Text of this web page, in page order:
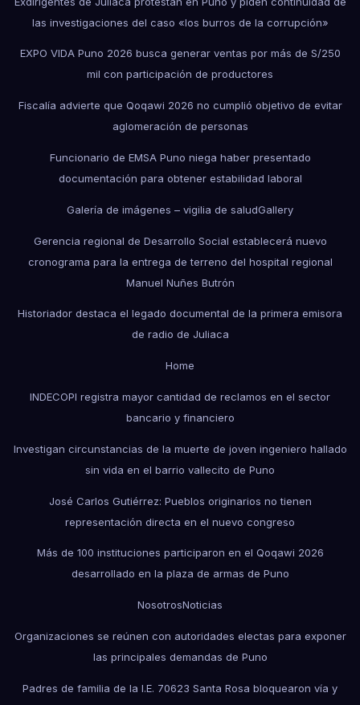
las investigaciones del caso «los burros de la corrupción»
EXPO VIDA Puno 2026 busca generar ventas por más de S/250
mil con participación de productores
Fiscalía advierte que Qoqawi 2026 no cumplió objetivo de evitar
aglomeración de personas
Funcionario de EMSA Puno niega haber presentado
documentación para obtener estabilidad laboral
Galería de imágenes – vigilia de saludGallery
Gerencia regional de Desarrollo Social establecerá nuevo
cronograma para la entrega de terreno del hospital regional
Manuel Nuñes Butrón
Historiador destaca el legado documental de la primera emisora
de radio de Juliaca
Home
INDECOPI registra mayor cantidad de reclamos en el sector
bancario y financiero
Investigan circunstancias de la muerte de joven ingeniero hallado
sin vida en el barrio vallecito de Puno
José Carlos Gutiérrez: Pueblos originarios no tienen
representación directa en el nuevo congreso
Más de 100 instituciones participaron en el Qoqawi 2026
desarrollado en la plaza de armas de Puno
NosotrosNoticias
Organizaciones se reúnen con autoridades electas para exponer
las principales demandas de Puno
Padres de familia de la I.E. 70623 Santa Rosa bloquearon vía y